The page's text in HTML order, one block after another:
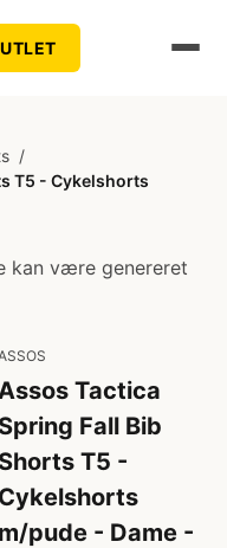
/
T5 - Cykelshorts
kan være genereret
Tactica
Spring Fall Bib
Shorts T5 -
Cykelshorts
m/pude - Dame -